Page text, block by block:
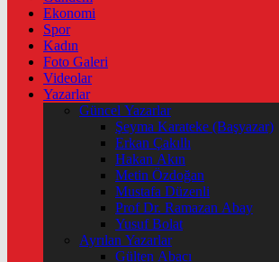
Ekonomi
Spor
Kadın
Foto Galeri
Videolar
Yazarlar
Güncel Yazarlar
Şeyma Karateke (Başyazar)
Erkan Çakıllı
Hakan Akın
Metin Özdoğan
Mustafa Düzenli
Prof Dr. Ramazan Abay
Yusuf Bolat
Ayrılan Yazarlar
Gülten Abacı